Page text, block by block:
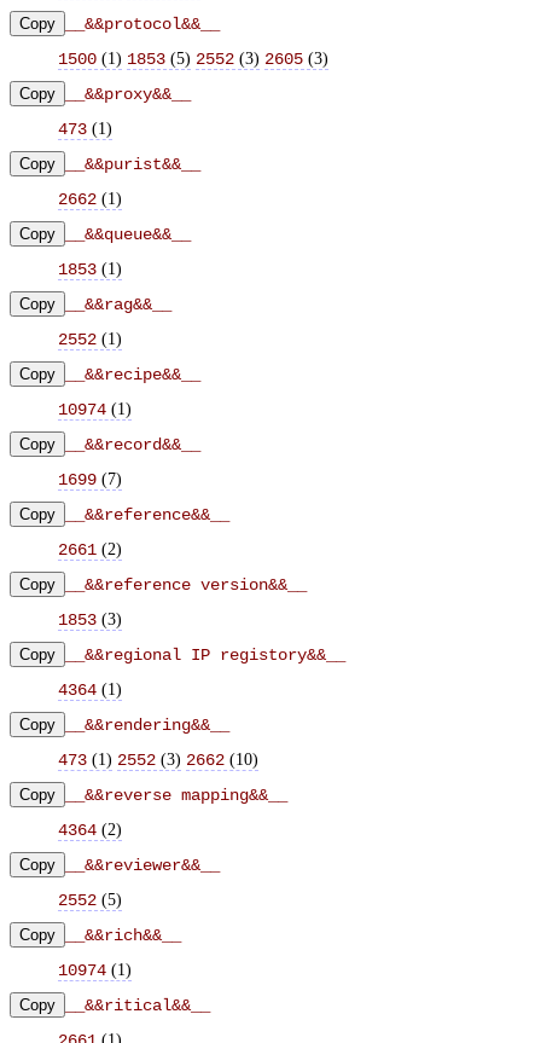
Copy
__&&protocol&&__
1500 (1) 1853 (5) 2552 (3) 2605 (3)
Copy
__&&proxy&&__
473 (1)
Copy
__&&purist&&__
2662 (1)
Copy
__&&queue&&__
1853 (1)
Copy
__&&rag&&__
2552 (1)
Copy
__&&recipe&&__
10974 (1)
Copy
__&&record&&__
1699 (7)
Copy
__&&reference&&__
2661 (2)
Copy
__&&reference version&&__
1853 (3)
Copy
__&&regional IP registory&&__
4364 (1)
Copy
__&&rendering&&__
473 (1) 2552 (3) 2662 (10)
Copy
__&&reverse mapping&&__
4364 (2)
Copy
__&&reviewer&&__
2552 (5)
Copy
__&&rich&&__
10974 (1)
Copy
__&&ritical&&__
(1)